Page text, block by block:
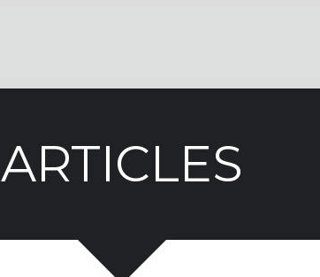
ARTICLES